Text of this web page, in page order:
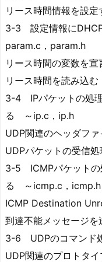
リース時間情報を設定
3-3 設定情報に
param.c，param.h
リース時間の変数を宣
リース時間を読み込む
3-4 IPパケットの処
る ～ip.c，ip.h
UDP関連のヘッダフ
UDPパケットの受信
3-5 ICMPパケットの
る ～icmp.c，icmp.h
ICMP Destination
到達不能メッセージを
3-6 UDPのコマンド
UDP関連のプロトタ